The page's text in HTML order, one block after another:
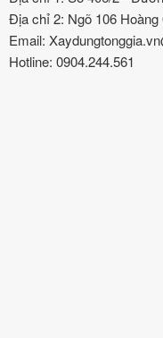
Địa chỉ 2: Ngõ 106
Email:
Hotline: 0904.244.561